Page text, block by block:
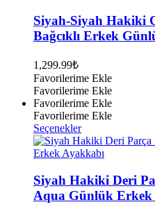
varyasyonu
var.
Seçenekler
seçilebilir
Siyah-Siyah Hakiki
Bağcıklı Erkek
1,299.99₺
Favorilerime Ekle
Favorilerime Ekle
Favorilerime Ekle
Favorilerime Ekle
SeçeneklerBu
ürünün
birden
varyasyonu
var.
Seçenekler
Siyah Hakiki Deri
Aqua Günlük Erkek